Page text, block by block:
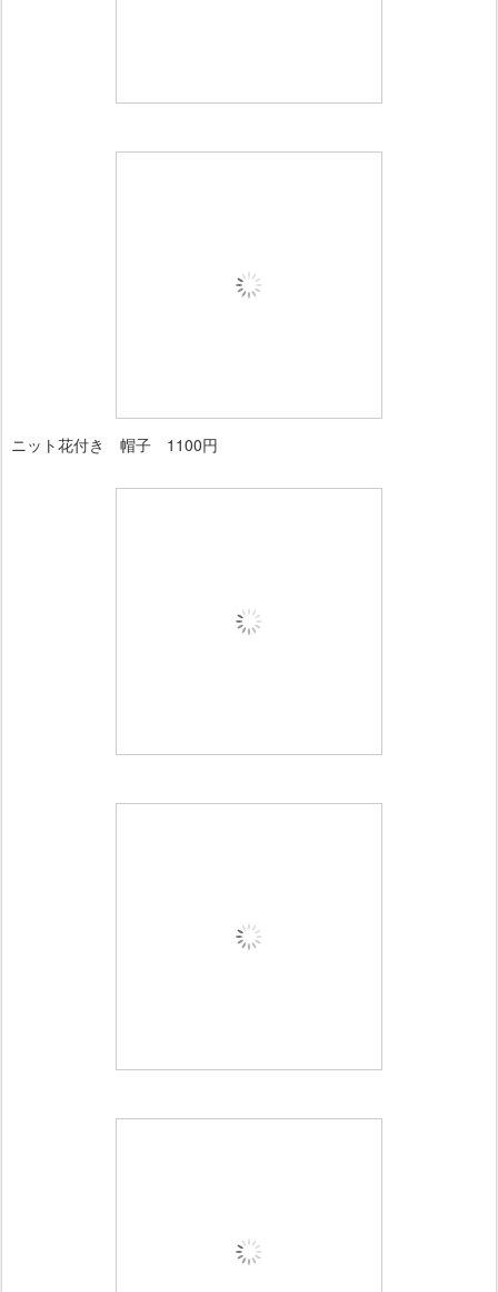
ニット花付き 帽子 1100円